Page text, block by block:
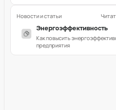
Новости и статьи
Энергоэффективность
Как повысить
предприятия